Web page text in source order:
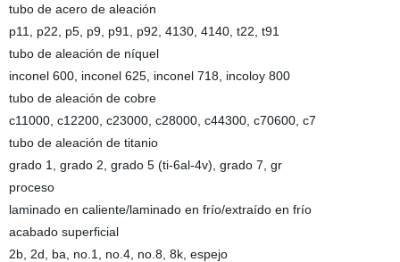
tubo de acero de aleación
p11, p22, p5, p9, p91, p92, 4130, 4140, t22, t91
tubo de aleación de níquel
inconel 600, inconel 625, inconel 718, incoloy 800
tubo de aleación de cobre
c11000, c12200, c23000, c28000, c44300, c70600, c7
tubo de aleación de titanio
grado 1, grado 2, grado 5 (ti-6al-4v), grado 7, gr
proceso
laminado en caliente/laminado en frío/extraído en frío
acabado superficial
2b, 2d, ba, no.1, no.4, no.8, 8k, espejo